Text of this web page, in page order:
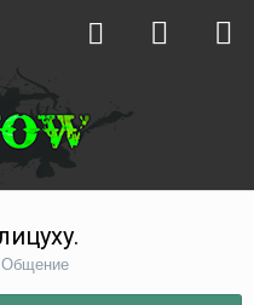
Общение